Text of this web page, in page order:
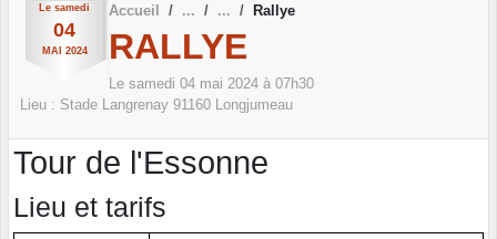
Le samedi
04
MAI 2024
Accueil Rallye
RALLYE
Le samedi 04 mai 2024 à 07h30
Lieu : Stade Langrenay 91160 Longjumeau
Tour de l'Essonne
Lieu et tarifs